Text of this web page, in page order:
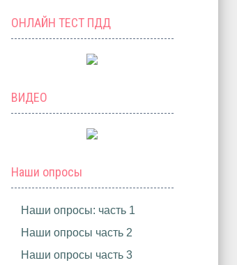
ОНЛАЙН ТЕСТ ПДД
ВИДЕО
Наши опросы
Наши опросы: часть 1
Наши опросы часть 2
Наши опросы часть 3